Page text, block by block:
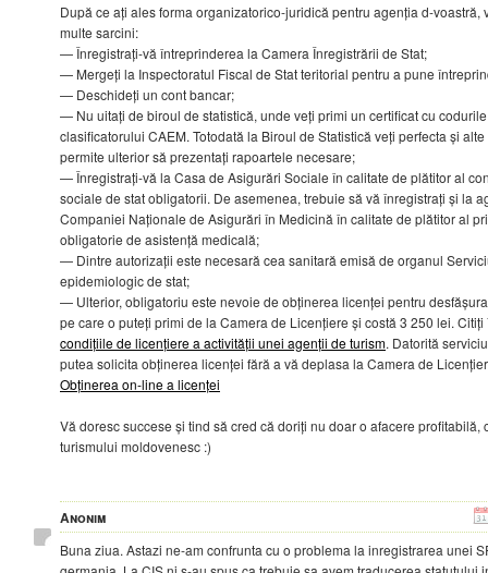
După ce ați ales forma organizatorico-juridică pentru agenția d-voastră,
multe sarcini:
— Înregistrați-vă întreprinderea la Camera Înregistrării de Stat;
— Mergeți la Inspectoratul Fiscal de Stat teritorial pentru a pune
— Deschideți un cont bancar;
— Nu uitați de biroul de statistică, unde veți primi un certificat cu
clasificatorului CAEM. Totodată la Biroul de Statistică veți perfecta și
permite ulterior să prezentați rapoartele necesare;
— Înregistrați-vă la Casa de Asigurări Sociale în calitate de plătitor al
sociale de stat obligatorii. De asemenea, trebuie să vă înregistrați și la
Companiei Naționale de Asigurări în Medicină în calitate de plătitor al
obligatorie de asistență medicală;
— Dintre autorizații este necesară cea sanitară emisă de organul
epidemiologic de stat;
— Ulterior, obligatoriu este nevoie de obținerea licenței pentru
pe care o puteți primi de la Camera de Licențiere și costă 3 250 lei.
condițiile de licențiere a activității unei agenții de turism. Datorită
putea solicita obținerea licenței fără a vă deplasa la Camera de
Obținerea on-line a licenței
Vă doresc succese și tind să cred că doriți nu doar o afacere profitabilă,
turismului moldovenesc :)
Anonim
Buna ziua. Astazi ne-am confrunta cu o problema la inregistrarea unei